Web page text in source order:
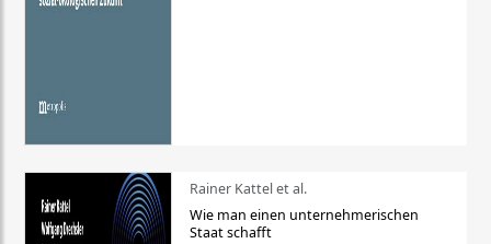
Rainer Kattel et al.
Wie man einen unternehmerischen
Staat schafft